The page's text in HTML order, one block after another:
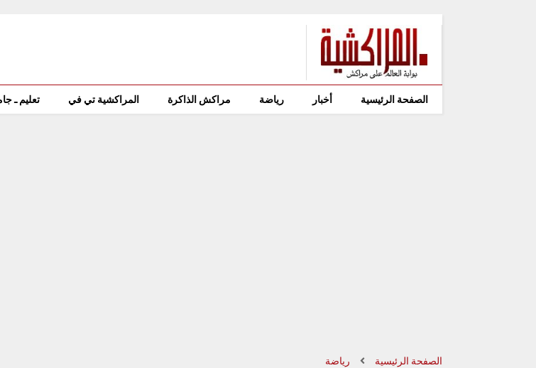
الصفحة الرئيسية أخبار رياضة مراكش الذاكرة المراكشية تي في تعليم ـ
الصفحة الرئيسية رياضة